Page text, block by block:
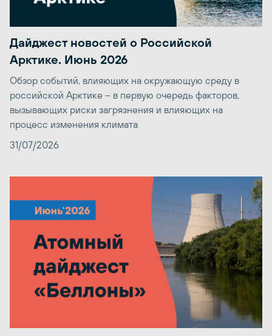
Дайджест новостей о Российской
Арктике. Июнь 2026
Обзор событий, влияющих на окружающую среду в
российской Арктике – в первую очередь факторов,
вызывающих риски загрязнения и влияющих на
процесс изменения климата
31/07/2026